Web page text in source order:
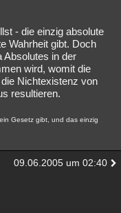
- die einzig absolute
Wahrheit gibt. Doch
Absolutes in der
wird, womit die
Nichtexistenz von
resultieren.
Gesetz gibt, und das einzig
09.06.2005 um 02:40